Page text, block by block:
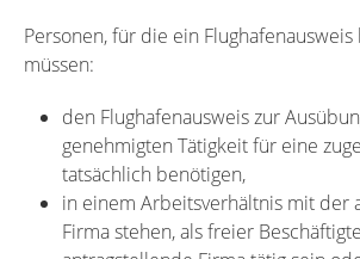
Personen, für die ein
müssen:
den Flughafenausweis zur
genehmigten Tätigkeit für eine
tatsächlich benötigen,
in einem Arbeitsverhältnis mit der
Firma stehen, als freier